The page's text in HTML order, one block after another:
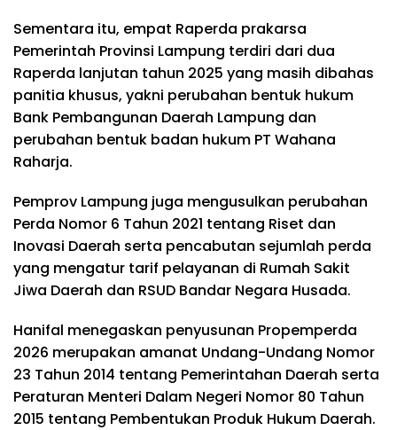
Sementara itu, empat Raperda prakarsa
Pemerintah Provinsi Lampung terdiri dari dua
Raperda lanjutan tahun 2025 yang masih dibahas
panitia khusus, yakni perubahan bentuk hukum
Bank Pembangunan Daerah Lampung dan
perubahan bentuk badan hukum PT Wahana
Raharja.
Pemprov Lampung juga mengusulkan perubahan
Perda Nomor 6 Tahun 2021 tentang Riset dan
Inovasi Daerah serta pencabutan sejumlah perda
yang mengatur tarif pelayanan di Rumah Sakit
Jiwa Daerah dan RSUD Bandar Negara Husada.
Hanifal menegaskan penyusunan Propemperda
2026 merupakan amanat Undang-Undang Nomor
23 Tahun 2014 tentang Pemerintahan Daerah serta
Peraturan Menteri Dalam Negeri Nomor 80 Tahun
2015 tentang Pembentukan Produk Hukum Daerah.